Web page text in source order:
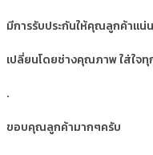
มีการรับประกันให้คุณลูกค้าแน่
เปลี่ยนโดยช่างคุณภาพ ใส่ใจทุ
.
ขอบคุณลูกค้ามากๆครับ